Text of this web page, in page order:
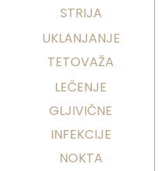
STRIJA
UKLANJANJE
TETOVAŽA
LEČENJE
GLJIVIČNE
INFEKCIJE
NOKTA